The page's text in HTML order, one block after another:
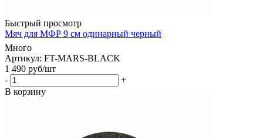
Быстрый просмотр
Мяч для МФР 9 см одинарный черный
Много
Артикул: FT-MARS-BLACK
1 490 руб/шт
-
+
В корзину